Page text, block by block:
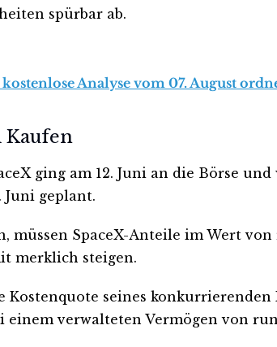
spürbar ab.
Analyse vom 07. August
Kaufen
ging am 12. Juni an die Börse
geplant.
müssen SpaceX-Anteile im Wert
merklich steigen.
seines
einem verwalteten Vermögen von